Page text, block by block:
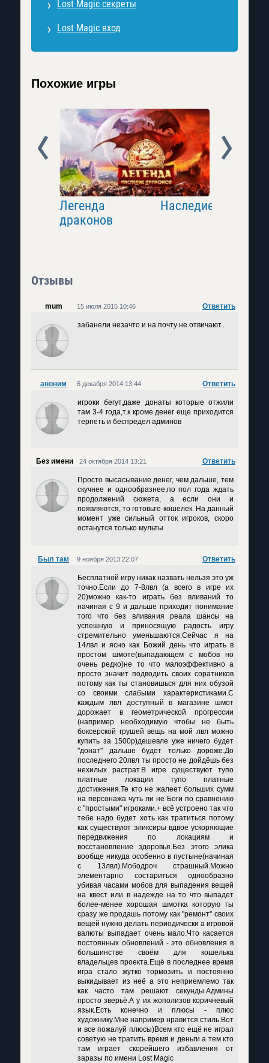
Lost Magic секреты
Lost Magic вход
Похожие игры
Легенда Наследие
драконов
Отзывы
mum Ответить
15 июля 2015 10:46
забанели незачто и на почту не отвичают..
аноним Ответить
6 декабря 2014 13:44
игроки бегут,даже донаты которые отжили
там 3-4 года,т.к кроме денег еще приходится
терпеть и беспредел админов
Без имени Ответить
24 октября 2014 13:21
Просто высасывание денег, чем дальше, тем
скучнее и однообразнее,по пол года ждать
продолжений сюжета, а если они и
появляются, то готовьте кошелек. На данный
момент уже сильный отток игроков, скоро
останутся только мульты
Был там Ответить
9 ноября 2013 22:07
Бесплатной игру никак назвать нельзя это уж
точно.Если до 7-8лвл (а всего в игре их
20)можно как-то играть без вливаний то
начиная с 9 и дальше приходит понимание
того что без вливания реала шансы на
успешную и приносящую радость игру
стремительно уменьшаются.Сейчас я на
14лвл и ясно как Божий день что играть в
простом шмоте(выпадающем с мобов но
очень редко)не то что малоэффективно а
просто значит подводить своих соратников
потому как ты становишься для них обузой
со своими слабыми характеристиками.С
каждым лвл доступный в магазине шмот
дорожает в геометрической прогрессии
(например необходимую чтобы не быть
боксерской грушей вещь на мой лвл можно
купить за 1500р)дешевле уже ничего будет
"донат" дальше будет только дороже.До
последнего 20лвл ты просто не дойдёшь без
нехилых растрат.В игре существуют тупо
платные локации тупо платные
достижения.Те кто не жалеет больших сумм
на персонажа чуть ли не Боги по сравнению
с "простыми" игроками.+ всё устроено так что
тебе надо будет хоть как тратиться потому
как существуют эликсиры вдвое ускоряющие
передвижения по локациям и
восстановление здоровья.Без этого элика
вообще никуда особенно в пустыне(начиная
с 13лвл).Мободроч страшный.Можно
элементарно состариться однообразно
убивая часами мобов для выпадения вещей
на квест или в надежде на то что выпадет
более-менее хорошая шмотка которую ты
сразу же продашь потому как "ремонт" своих
вещей нужно делать периодически а игровой
валюты выпадает очень мало.Что касается
постоянных обновлений - это обновления в
большинстве своём для кошелька
владельцев проекта.Ещё в последнее время
игра стало жутко тормозить и постоянно
выкидывает из неё а это неприемлемо так
как часто там решают секунды.Админы
просто зверьё.А у их жополизов коричневый
язык.Есть конечно и плюсы - плюс
художнику.Мне например нравится стиль.Вот
и все пожалуй плюсы)Всем кто ещё не играл
советую не тратить время и деньги а тем кто
там играет скорейшего избавления от
заразы по имени Lost Magic